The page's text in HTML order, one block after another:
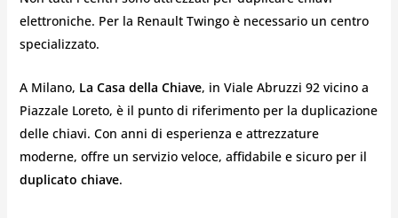
elettroniche. Per la Renault Twingo è necessario un centro
specializzato.
A Milano, La Casa della Chiave, in Viale Abruzzi 92 vicino a
Piazzale Loreto, è il punto di riferimento per la duplicazione
delle chiavi. Con anni di esperienza e attrezzature
moderne, offre un servizio veloce, affidabile e sicuro per il
duplicato chiave.